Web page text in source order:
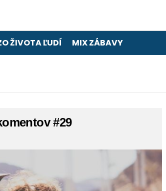
ŽIVOTA ĽUDÍ MIX ZÁBAVY
#29